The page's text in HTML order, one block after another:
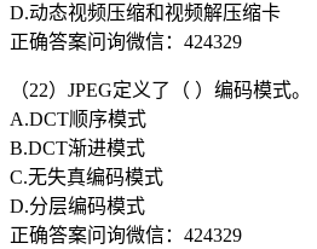
D.动态视频压缩和视频解压缩卡
正确答案问询微信：424329
（22）JPEG定义了（ ）编码模式。
A.DCT顺序模式
B.DCT渐进模式
C.无失真编码模式
D.分层编码模式
正确答案问询微信：424329